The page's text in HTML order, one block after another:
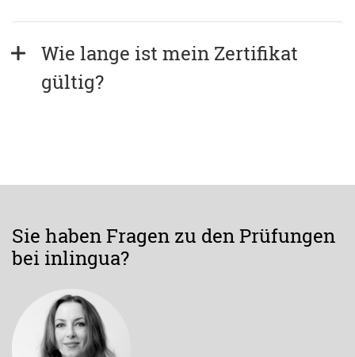
Wie lange ist mein Zertifikat
gültig?
Sie haben Fragen zu den Prüfungen
bei inlingua?